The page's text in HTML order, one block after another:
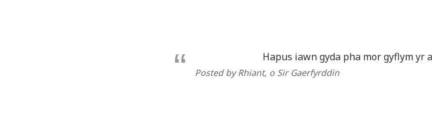
Hapus iawn gyda pha mor gyflym yr
Posted by Rhiant, o Sir Gaerfyrddin